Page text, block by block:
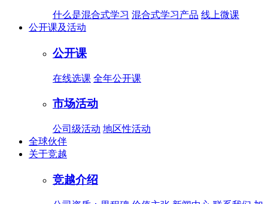
什么是混合式学习 混合式学习产品 线上微课
公开课及活动
公开课
在线选课 全年公开课
市场活动
公司级活动 地区性活动
全球伙伴
关于竞越
竞越介绍